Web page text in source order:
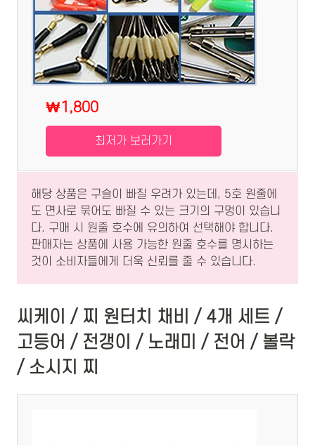
₩1,800
최저가 보러가기
해당 상품은 구슬이 빠질 우려가 있는데, 5호 원줄에
도 면사로 묶어도 빠질 수 있는 크기의 구멍이 있습니
다. 구매 시 원줄 호수에 유의하여 선택해야 합니다.
판매자는 상품에 사용 가능한 원줄 호수를 명시하는
것이 소비자들에게 더욱 신뢰를 줄 수 있습니다.
씨케이 / 찌 원터치 채비 / 4개 세트 /
고등어 / 전갱이 / 노래미 / 전어 / 볼락
/ 소시지 찌